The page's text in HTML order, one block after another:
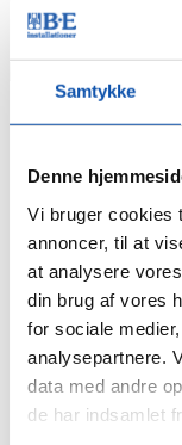
Samtykke
Denne
Vi bruger cookies
annoncer, til at
at analysere
din brug af vores
for sociale
analysepartnere.
data med andre
de har indsamlet
Forside